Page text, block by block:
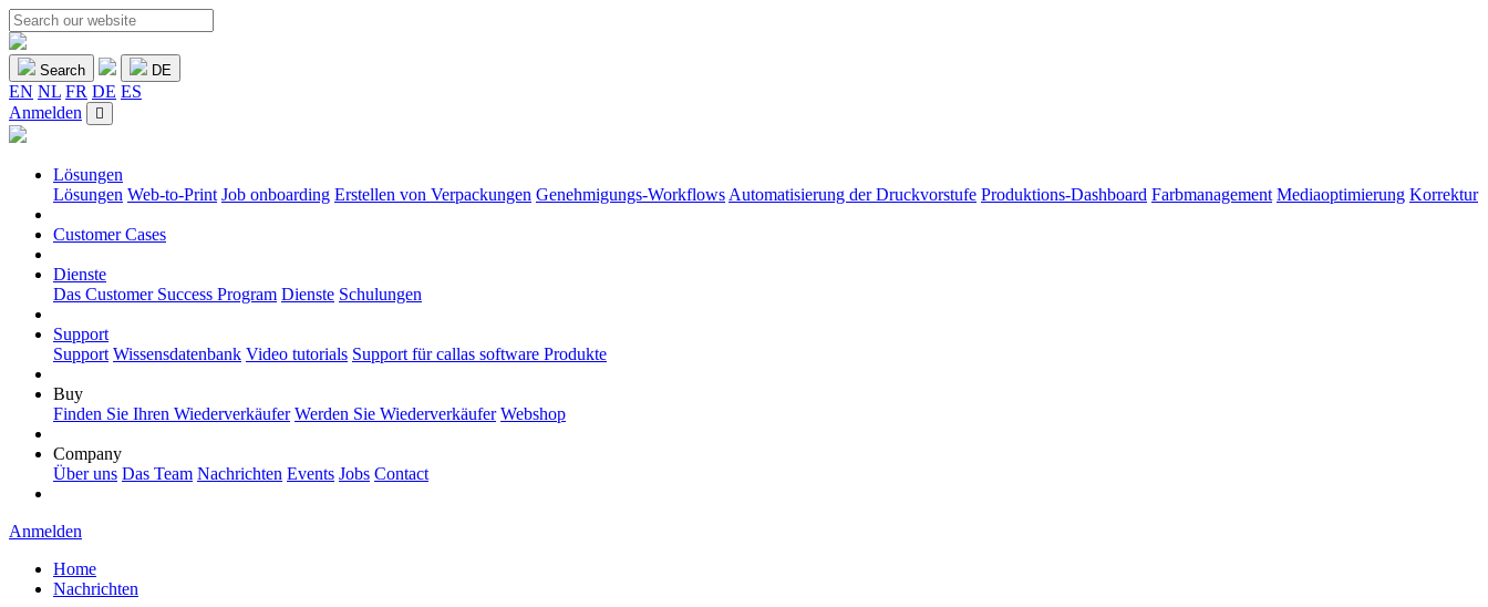
Search DE
EN NL FR DE ES
Anmelden
Lösungen
Lösungen Web-to-Print Job onboarding Erstellen von Verpackungen Genehmigungs-Workflows Automatisierung der Druckvorstufe Produktions-Dashboard Farbmanagement Mediaoptimierung Korrektur
Customer Cases
Dienste
Das Customer Success Program Dienste Schulungen
Support
Support Wissensdatenbank Video tutorials Support für callas software Produkte
Buy
Finden Sie Ihren Wiederverkäufer Werden Sie Wiederverkäufer Webshop
Company
Über uns Das Team Nachrichten Events Jobs Contact
Anmelden
Home
Nachrichten